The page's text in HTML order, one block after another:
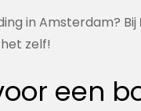
in Amsterdam? Bij
zelf!
een